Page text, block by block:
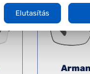
Elutasítás